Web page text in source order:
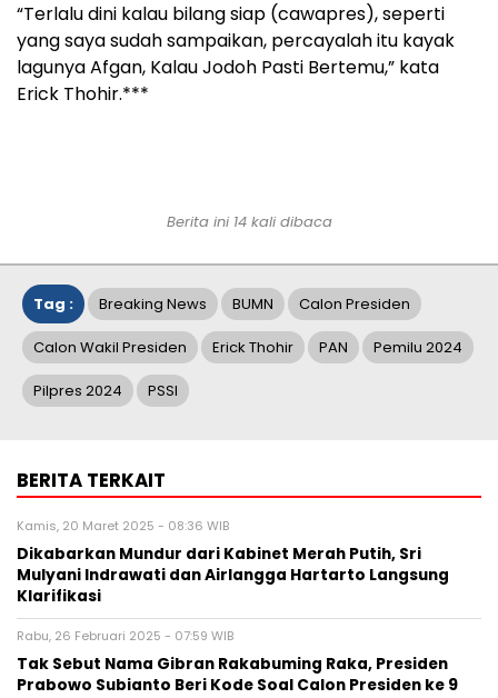
“Terlalu dini kalau bilang siap (cawapres), seperti
yang saya sudah sampaikan, percayalah itu kayak
lagunya Afgan, Kalau Jodoh Pasti Bertemu,” kata
Erick Thohir.***
Berita ini 14 kali dibaca
Tag : Breaking News BUMN Calon Presiden
Calon Wakil Presiden Erick Thohir PAN Pemilu 2024
Pilpres 2024 PSSI
BERITA TERKAIT
Kamis, 20 Maret 2025 - 08:36 WIB
Dikabarkan Mundur dari Kabinet Merah Putih, Sri
Mulyani Indrawati dan Airlangga Hartarto Langsung
Klarifikasi
Rabu, 26 Februari 2025 - 07:59 WIB
Tak Sebut Nama Gibran Rakabuming Raka, Presiden
Prabowo Subianto Beri Kode Soal Calon Presiden ke 9